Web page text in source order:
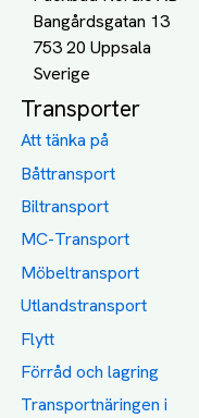
Bangårdsgatan 13
753 20 Uppsala
Transporter
Att tänka på
Båttransport
Biltransport
MC-Transport
Möbeltransport
Utlandstransport
Flytt
Förråd och lagring
Transportnäringen i